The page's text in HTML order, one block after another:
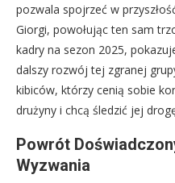
pozwala spojrzeć w
Giorgi, powołując ten sam
kadry na sezon 2025,
dalszy rozwój tej zgranej
kibiców, którzy cenią sobie
drużyny i chcą śledzić jej
Powrót
Wyzwania